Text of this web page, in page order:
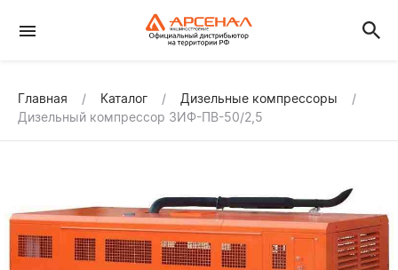
Главная Каталог
Дизельные компрессоры
Дизельный компрессор ЗИФ-ПВ-50/2,5